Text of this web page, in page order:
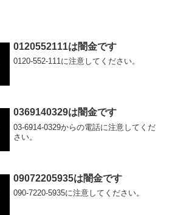
0120552111は闇金です
0120-552-111に注意してください。
0369140329は闇金です
03-6914-0329からの電話に注意してくだ
さい。
09072205935は闇金です
090-7220-5935に注意してください。